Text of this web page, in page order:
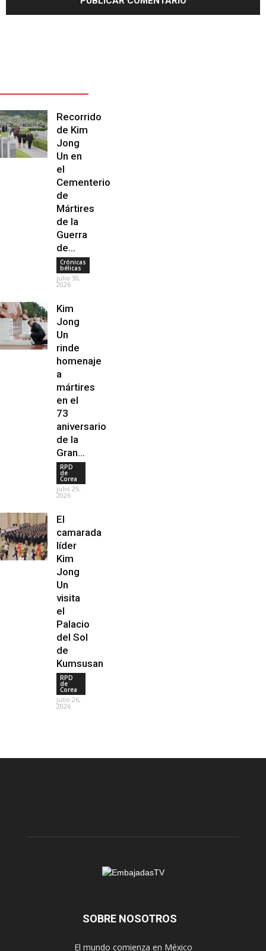
Recorrido
de Kim
Jong
Un en
el
Cementerio
de
Mártires
de la
Guerra
de...
Crónicas
bélicas
julio 30,
2026
Kim
Jong
Un
rinde
homenaje
a
mártires
en el
73
aniversario
de la
Gran...
RPD
de
Corea
julio 29,
2026
El
camarada
líder
Kim
Jong
Un
visita
el
Palacio
del Sol
de
Kumsusan
RPD
de
Corea
julio 26,
2026
SOBRE NOSOTROS
El mundo comienza en México